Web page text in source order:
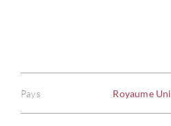
Pays Royaume Uni